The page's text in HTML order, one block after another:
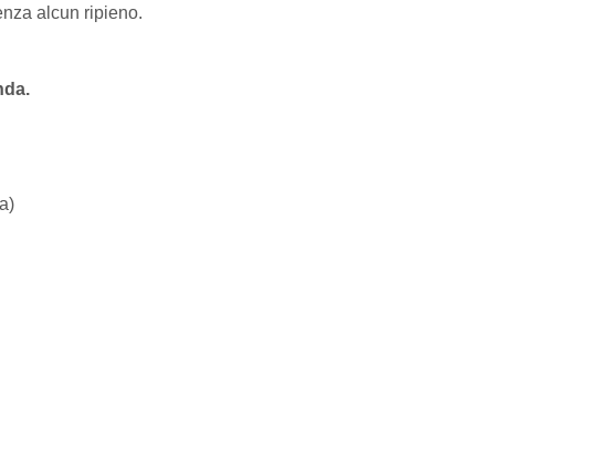
alcun ripieno.